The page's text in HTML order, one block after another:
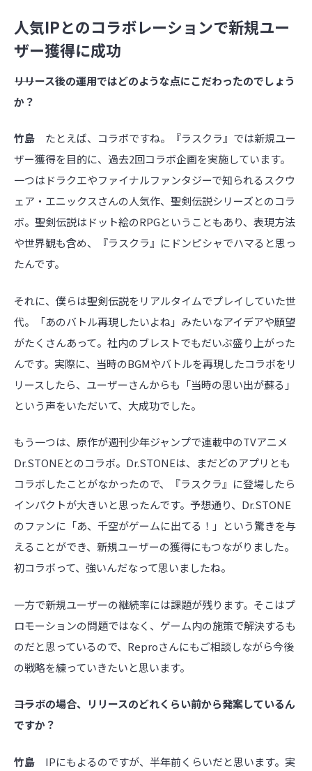
人気IPとのコラボレーションで新規ユー
ザー獲得に成功
――リリース後の運用ではどのような点にこだわったのでしょう
か？
竹島 たとえば、コラボですね。『ラスクラ』では新規ユー
ザー獲得を目的に、過去2回コラボ企画を実施しています。
一つはドラクエやファイナルファンタジーで知られるスクウ
ェア・エニックスさんの人気作、聖剣伝説シリーズとのコラ
ボ。聖剣伝説はドット絵のRPGということもあり、表現方法
や世界観も含め、『ラスクラ』にドンピシャでハマると思っ
たんです。
それに、僕らは聖剣伝説をリアルタイムでプレイしていた世
代。「あのバトル再現したいよね」みたいなアイデアや願望
がたくさんあって。社内のブレストでもだいぶ盛り上がった
んです。実際に、当時のBGMやバトルを再現したコラボをリ
リースしたら、ユーザーさんからも「当時の思い出が蘇る」
という声をいただいて、大成功でした。
もう一つは、原作が週刊少年ジャンプで連載中のTVアニメ
Dr.STONEとのコラボ。Dr.STONEは、まだどのアプリとも
コラボしたことがなかったので、『ラスクラ』に登場したら
インパクトが大きいと思ったんです。予想通り、Dr.STONE
のファンに「あ、千空がゲームに出てる！」という驚きを与
えることができ、新規ユーザーの獲得にもつながりました。
初コラボって、強いんだなって思いましたね。
一方で新規ユーザーの継続率には課題が残ります。そこはプ
ロモーションの問題ではなく、ゲーム内の施策で解決するも
のだと思っているので、Reproさんにもご相談しながら今後
の戦略を練っていきたいと思います。
――コラボの場合、リリースのどれくらい前から発案しているん
ですか？
竹島 IPにもよるのですが、半年前くらいだと思います。実